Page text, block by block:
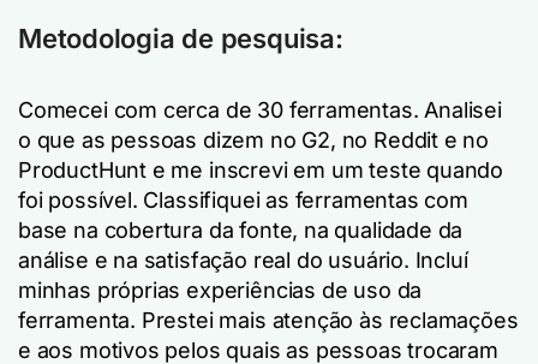
Metodologia de pesquisa:
Comecei com cerca de 30 ferramentas. Analisei
o que as pessoas dizem no G2, no Reddit e no
ProductHunt e me inscrevi em um teste quando
foi possível. Classifiquei as ferramentas com
base na cobertura da fonte, na qualidade da
análise e na satisfação real do usuário. Incluí
minhas próprias experiências de uso da
ferramenta. Prestei mais atenção às reclamações
e aos motivos pelos quais as pessoas trocaram